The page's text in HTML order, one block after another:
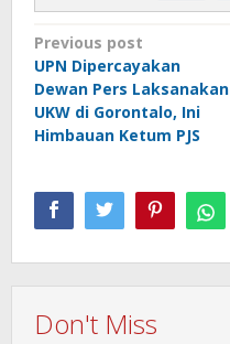
Post
navigation
Previous post
UPN Dipercayakan
Dewan Pers Laksanakan
UKW di Gorontalo, Ini
Himbauan Ketum PJS
Don't Miss